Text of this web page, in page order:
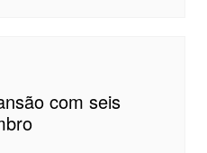
com seis